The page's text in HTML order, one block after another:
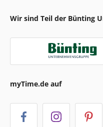
Wir sind Teil der Bünting
myTime.de auf